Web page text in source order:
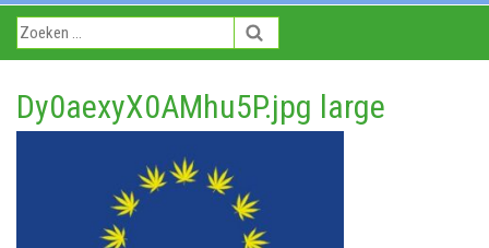
Dy0aexyX0AMhu5P.jpg large